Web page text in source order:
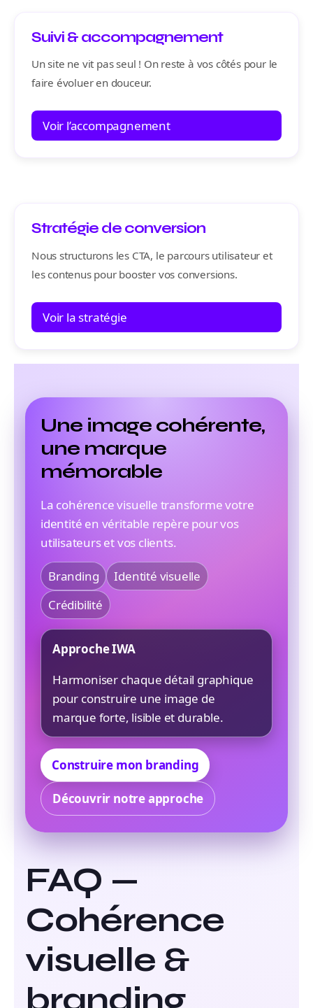
Suivi & accompagnement
Un site ne vit pas seul ! On reste à vos côtés pour le
faire évoluer en douceur.
Voir l’accompagnement
Stratégie de conversion
Nous structurons les CTA, le parcours utilisateur et
les contenus pour booster vos conversions.
Voir la stratégie
FAQ —
Cohérence
visuelle &
Une image cohérente,
une marque
mémorable
La cohérence visuelle transforme votre
identité en véritable repère pour vos
utilisateurs et vos clients.
Branding
Identité visuelle
Crédibilité
Approche IWA
Harmoniser chaque détail graphique
pour construire une image de
marque forte, lisible et durable.
Construire mon branding
Découvrir notre approche